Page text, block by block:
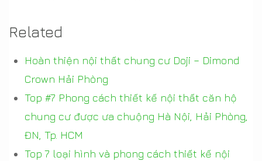
Related
Hoàn thiện nội thất chung cư Doji – Dimond
Crown Hải Phòng
Top #7 Phong cách thiết kế nội thất căn hộ
chung cư được ưa chuộng Hà Nội, Hải Phòng,
ĐN, Tp. HCM
Top 7 loại hình và phong cách thiết kế nội